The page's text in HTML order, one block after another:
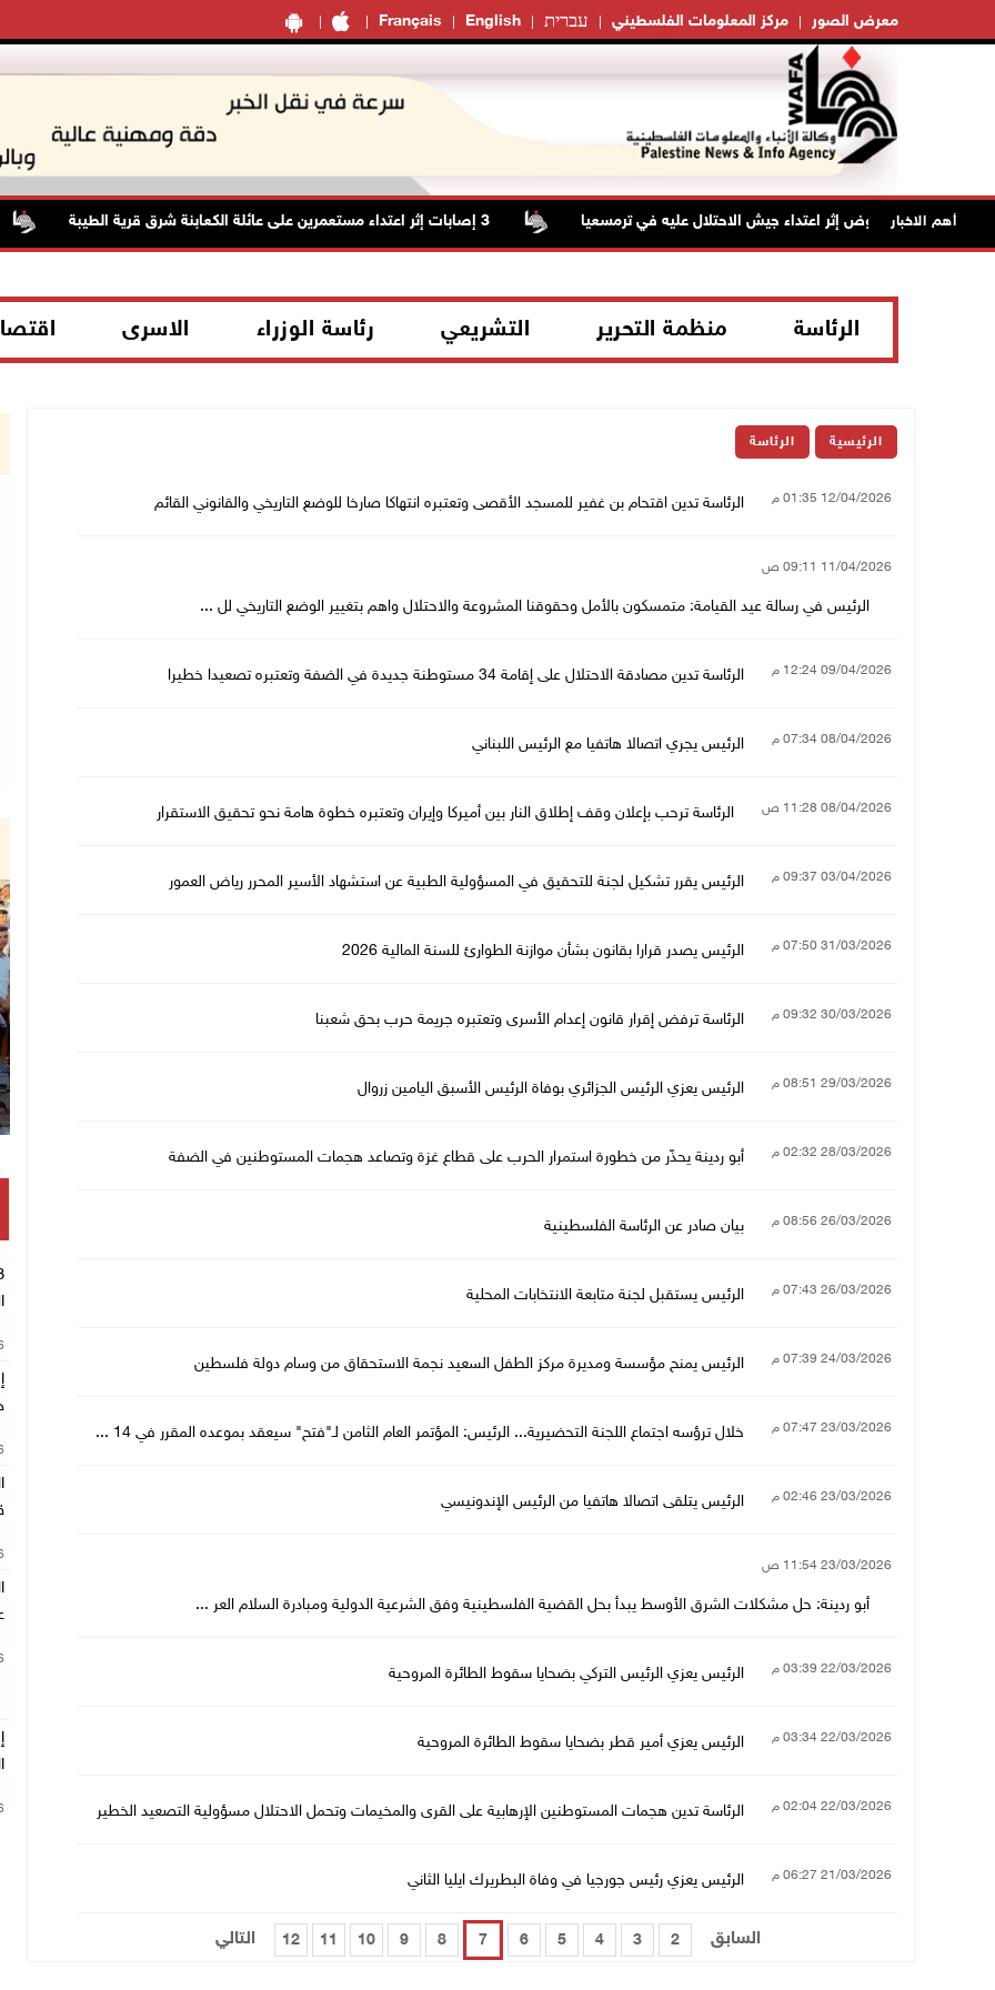
Français English עברית مركز المعلومات الفلسطيني معرض الصور
أهم الاخبار
بجروح ورضوض إثر اعتداء جيش الاحتلال عليه في ترمسعيا
الرئاسة منظمة التحرير التشريعي رئاسة الوزراء الاسرى
الرئيسية الرئاسة
12/04/2026 01:35 م الرئاسة تدين اقتحام بن غفير للمسجد الأقصى وتعتبره انتهاكا صارخا للوضع التاريخي والقانوني القائم
11/04/2026 09:11 ص
الرئيس في رسالة عيد القيامة: متمسكون بالأمل وحقوقنا المشروعة والاحتلال واهم بتغيير الوضع التاريخي لل ...
09/04/2026 12:24 م الرئاسة تدين مصادقة الاحتلال على إقامة 34 مستوطنة جديدة في الضفة وتعتبره تصعيدا خطيرا
08/04/2026 07:34 م الرئيس يجري اتصالا هاتفيا مع الرئيس اللبناني
08/04/2026 11:28 ص الرئاسة ترحب بإعلان وقف إطلاق النار بين أميركا وإيران وتعتبره خطوة هامة نحو تحقيق الاستقرار
03/04/2026 09:37 م الرئيس يقرر تشكيل لجنة للتحقيق في المسؤولية الطبية عن استشهاد الأسير المحرر رياض العمور
31/03/2026 07:50 م الرئيس يصدر قرارا بقانون بشأن موازنة الطوارئ للسنة المالية 2026
30/03/2026 09:32 م الرئاسة ترفض إقرار قانون إعدام الأسرى وتعتبره جريمة حرب بحق شعبنا
29/03/2026 08:51 م الرئيس يعزي الرئيس الجزائري بوفاة الرئيس الأسبق اليامين زروال
28/03/2026 02:32 م أبو ردينة يحذّر من خطورة استمرار الحرب على قطاع غزة وتصاعد هجمات المستوطنين في الضفة
26/03/2026 08:56 م بيان صادر عن الرئاسة الفلسطينية
26/03/2026 07:43 م الرئيس يستقبل لجنة متابعة الانتخابات المحلية
24/03/2026 07:39 م الرئيس يمنح مؤسسة ومديرة مركز الطفل السعيد نجمة الاستحقاق من وسام دولة فلسطين
23/03/2026 07:47 م خلال ترؤسه اجتماع اللجنة التحضيرية... الرئيس: المؤتمر العام الثامن لـ"فتح" سيعقد بموعده المقرر في 14 ...
23/03/2026 02:46 م الرئيس يتلقى اتصالا هاتفيا من الرئيس الإندونيسي
23/03/2026 11:54 ص
أبو ردينة: حل مشكلات الشرق الأوسط يبدأ بحل القضية الفلسطينية وفق الشرعية الدولية ومبادرة السلام العر ...
22/03/2026 03:39 م الرئيس يعزي الرئيس التركي بضحايا سقوط الطائرة المروحية
22/03/2026 03:34 م الرئيس يعزي أمير قطر بضحايا سقوط الطائرة المروحية
22/03/2026 02:04 م الرئاسة تدين هجمات المستوطنين الإرهابية على القرى والمخيمات وتحمل الاحتلال مسؤولية التصعيد الخطير
21/03/2026 06:27 م الرئيس يعزي رئيس جورجيا في وفاة البطريرك ايليا الثاني
السابق 2
3
4
5
6
7
8
9
10
11
12 التالي